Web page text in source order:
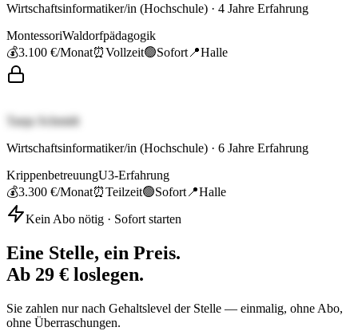
Wirtschaftsinformatiker/in (Hochschule) · 4 Jahre Erfahrung
MontessoriWaldorfpädagogik
💰3.100 €/Monat⏰Vollzeit🟢Sofort 📍Halle
Tanja Schmidt
Wirtschaftsinformatiker/in (Hochschule) · 6 Jahre Erfahrung
KrippenbetreuungU3-Erfahrung
💰3.300 €/Monat⏰Teilzeit🟢Sofort 📍Halle
Kein Abo nötig · Sofort starten
Eine Stelle, ein Preis.
Ab 29 € loslegen.
Sie zahlen nur nach Gehaltslevel der Stelle — einmalig, ohne Abo,
ohne Überraschungen.